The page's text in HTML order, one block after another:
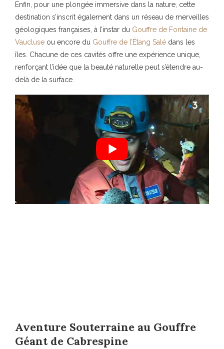
Enfin, pour une plongée immersive dans la nature, cette
destination s’inscrit également dans un réseau de merveilles
géologiques françaises, à l’instar du Gouffre de Fontaine de
Vaucluse ou encore du Gouffre de l’Étang Salé dans les
îles. Chacune de ces cavités offre une expérience unique,
renforçant l’idée que la beauté naturelle peut s’étendre au-
delà de la surface.
Aventure Souterraine au Gouffre
Géant de Cabrespine